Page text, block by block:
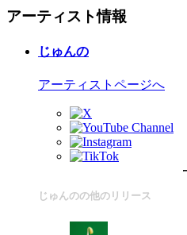
アーティスト情報
じゅんの
アーティストページへ
じゅんのの他のリリース